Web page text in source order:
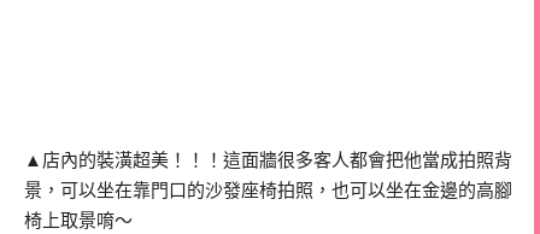
▲店內的裝潢超美！！！這面牆很多客人都會把他當成拍照背
景，可以坐在靠門口的沙發座椅拍照，也可以坐在金邊的高腳
椅上取景唷～